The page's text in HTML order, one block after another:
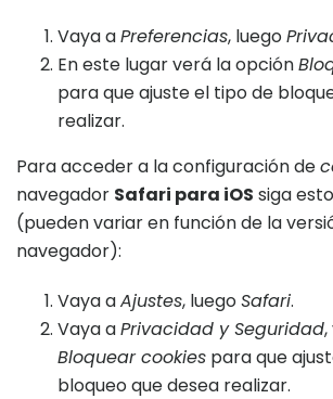
Vaya aPreferencias, luego
En este lugar verá la opción
para que ajuste el tipo de
realizar.
Para acceder a la configuración de
navegador Safari para iOS siga
(pueden variar en función de la
navegador):
Vaya aAjustes, luegoSafari.
Vaya aPrivacidad y Seguridad
Bloquear cookiespara que
bloqueo que desea realizar.